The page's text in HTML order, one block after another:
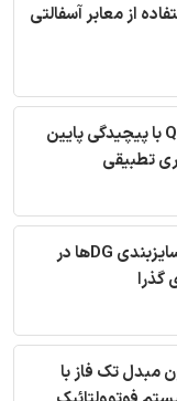
از معابر آسفالتی
ترجمه مقاله آشکارساز مختلط QRS با پیچیدگی پایین
تطبیقی
ترجمه مقاله جایابی چندهدفه و سایزبندی DGها در
گذرا
مبدل تک فاز با